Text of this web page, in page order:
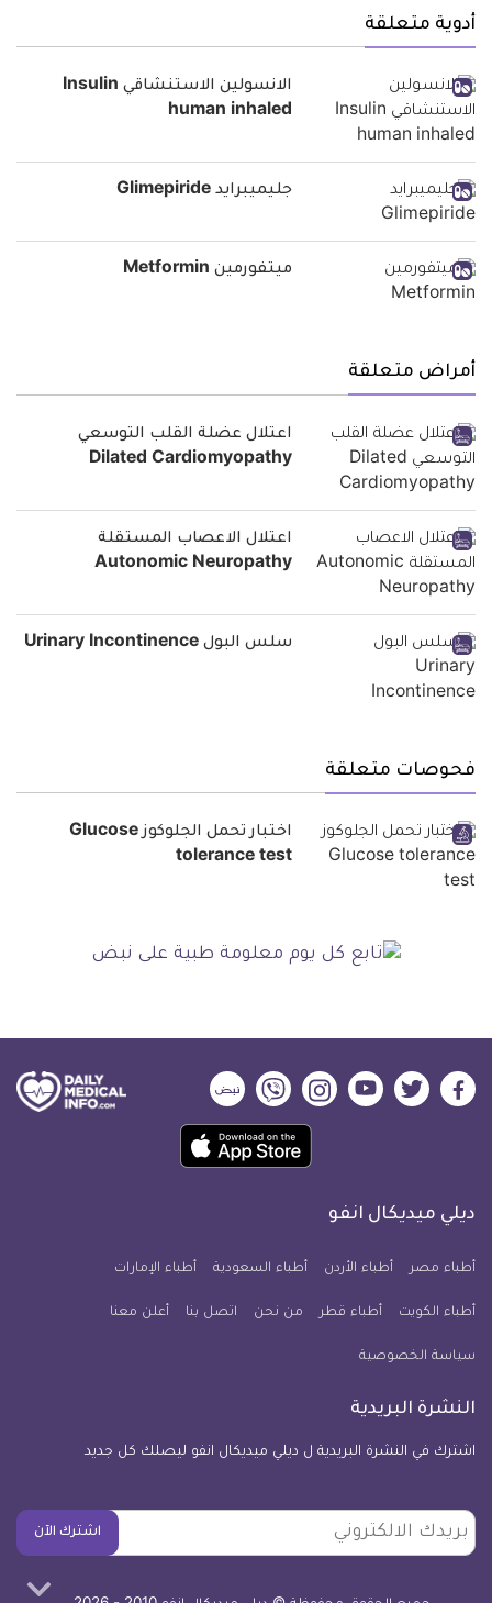
أدوية متعلقة
الانسولين الاستنشاقي Insulin
human inhaled
جليميبرايد Glimepiride
ميتفورمين Metformin
أمراض متعلقة
اعتلال عضلة القلب التوسعي
Dilated Cardiomyopathy
اعتلال الاعصاب المستقلة
Autonomic Neuropathy
سلس البول Urinary Incontinence
فحوصات متعلقة
اختبار تحمل الجلوكوز Glucose
tolerance test
ديلي
فيسبوك
ديلي
تويتر
ديلي
ميديكال
يوتيوب
ديلي
ميديكال
انفو
ديلي
ميديكال
انفو
ديلي
ميديكال
انفو
حمل
تطبيق
معلومة
للآيفون
ديلي ميديكال انفو
أطباء مصر أطباء الأردن أطباء السعودية أطباء الإمارات
أطباء الكويت أطباء قطر من نحن اتصل بنا أعلن معنا
سياسة الخصوصية
النشرة البريدية
اشترك في النشرة البريدية ل ديلي ميديكال انفو ليصلك كل جديد
بريدك
الالكتروني
اشترك الآن